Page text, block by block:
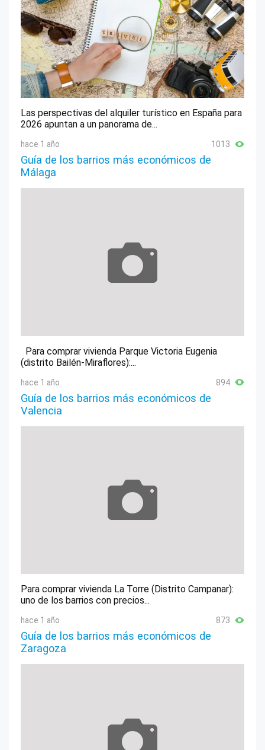
Las perspectivas del alquiler turístico en España para
2026 apuntan a un panorama de...
hace 1 año 1013
Guía de los barrios más económicos de
Málaga
Para comprar vivienda Parque Victoria Eugenia
(distrito Bailén-Miraflores):...
hace 1 año 894
Guía de los barrios más económicos de
Valencia
Para comprar vivienda La Torre (Distrito Campanar):
uno de los barrios con precios...
hace 1 año 873
Guía de los barrios más económicos de
Zaragoza